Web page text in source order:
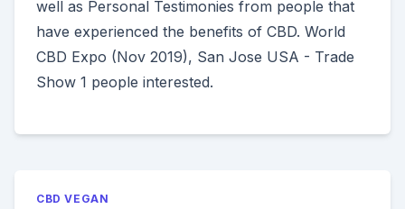
well as Personal Testimonies from people that
have experienced the benefits of CBD. World
CBD Expo (Nov 2019), San Jose USA - Trade
Show 1 people interested.
CBD VEGAN